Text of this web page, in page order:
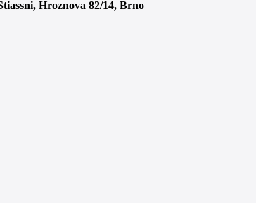
Hroznova 82/14, Brno